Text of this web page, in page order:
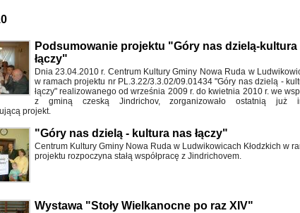
Podsumowanie projektu "Góry nas dzielą-kultura
łączy"
Dnia 23.04.2010 r. Centrum Kultury Gminy Nowa Ruda w
w ramach projektu nr PL.3.22/3.3.02/09.01434 "Góry nas dzielą -
łączy" realizowanego od września 2009 r. do kwietnia 2010 r. we
z gminą czeską Jindrichov, zorganizowało ostatnią już
projekt.
"Góry nas dzielą - kultura nas łączy"
Centrum Kultury Gminy Nowa Ruda w Ludwikowicach Kłodzkich w
projektu rozpoczyna stałą współpracę z Jindrichovem.
Wystawa "Stoły Wielkanocne po raz XIV"